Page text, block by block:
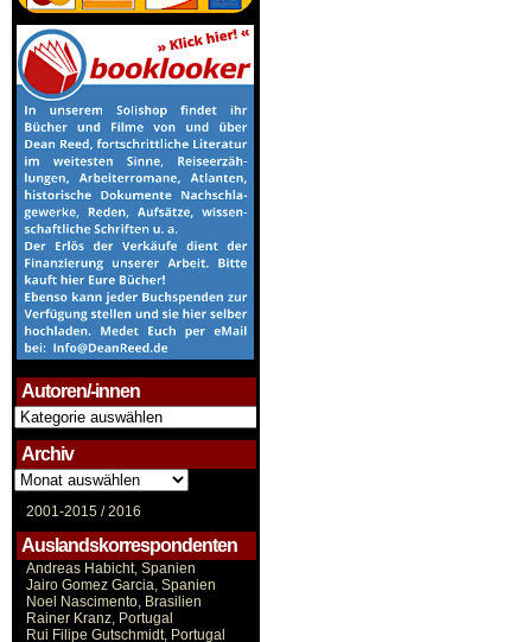
Autoren/-innen
Autoren/-
innen
Archiv
Archiv
2001-2015 /2016
Auslandskorrespondenten
Andreas Habicht, Spanien
Jairo Gomez Garcia, Spanien
Noel Nascimento, Brasilien
Rainer Kranz, Portugal
Rui Filipe Gutschmidt, Portugal